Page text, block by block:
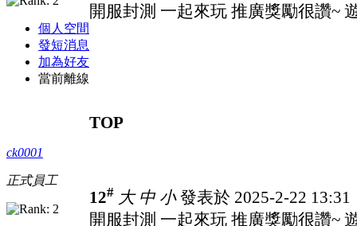
個人空間
發短消息
加為好友
當前離線
開服封測 一起來玩 推廣獎勵很讚~
TOP
ck0001
正式員工
12# 大 中 小發表於 2025-2-22
開服封測 一起來玩 推廣獎勵很讚~